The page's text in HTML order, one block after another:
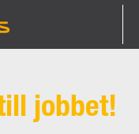
jobbet!